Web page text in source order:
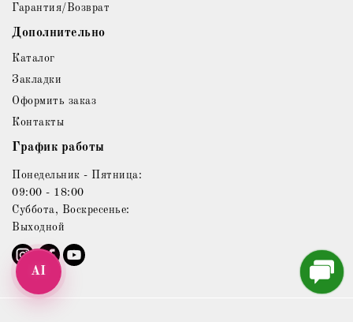
Гарантия/Возврат
Дополнительно
Каталог
Закладки
Оформить заказ
Контакты
График работы
Понедельник - Пятница:
09:00 - 18:00
Суббота, Воскресенье:
Выходной
AI